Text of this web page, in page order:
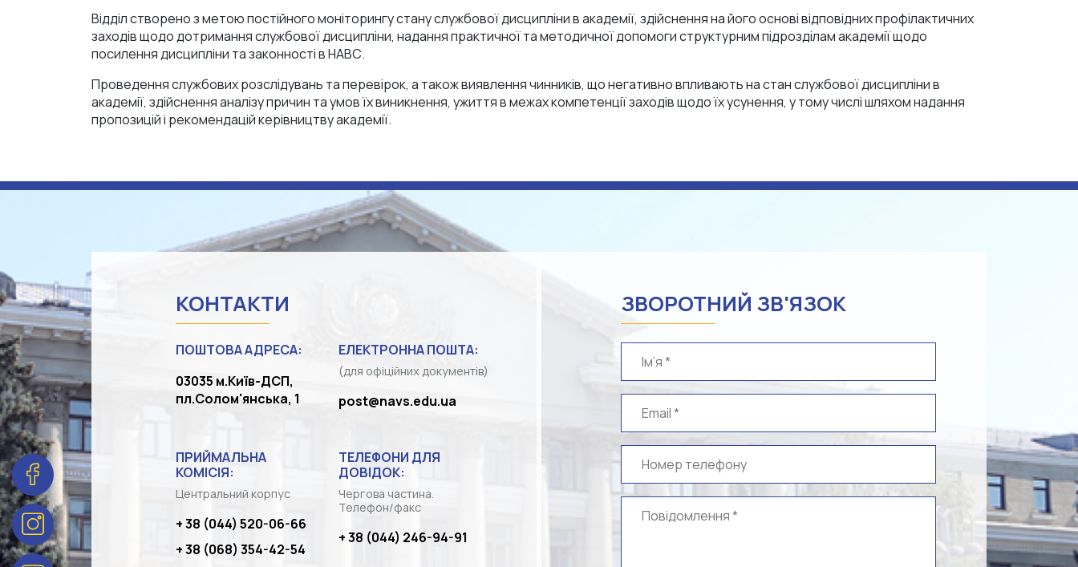
Відділ створено з метою постійного моніторингу стану службової дисципліни в академії, здійснення на його основі відповідних профілактичних
заходів щодо дотримання службової дисципліни, надання практичної та методичної допомоги структурним підрозділам академії щодо
посилення дисципліни та законності в НАВС.
Проведення службових розслідувань та перевірок, а також виявлення чинників, що негативно впливають на стан службової дисципліни в
академії, здійснення аналізу причин та умов їх виникнення, ужиття в межах компетенції заходів щодо їх усунення, у тому числі шляхом надання
пропозицій і рекомендацій керівництву академії.
КОНТАКТИ
ПОШТОВА АДРЕСА:
03035 м.Київ-ДСП,
пл.Солом'янська, 1
ЕЛЕКТРОННА ПОШТА:
(для офіційних документів)
post@navs.edu.ua
ПРИЙМАЛЬНА
КОМІСІЯ:
Центральний корпус
+ 38 (044) 520-06-66
+ 38 (068) 354-42-54
ТЕЛЕФОНИ ДЛЯ
ДОВІДОК:
Чергова частина.
Телефон/факс
+ 38 (044) 246-94-91
ЗВОРОТНИЙ ЗВ'ЯЗОК